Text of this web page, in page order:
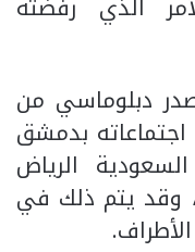
دبلوماسي من
بدمشق
الرياض
وقد يتم ذلك في